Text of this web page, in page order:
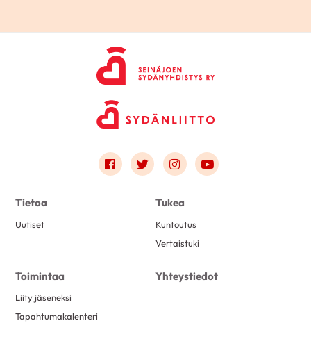
Link to facebook
Link to twitter
Link to instagram
Link to youtube
Tietoa
Uutiset
Tukea
Kuntoutus
Vertaistuki
Toimintaa
Liity jäseneksi
Tapahtumakalenteri
Yhteystiedot